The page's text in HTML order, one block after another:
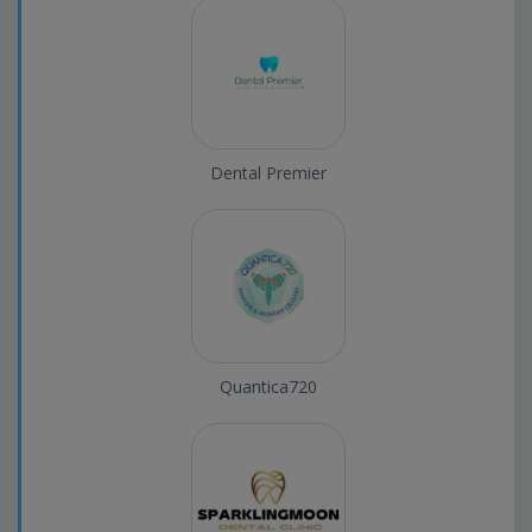
Dental Premier
Quantica720